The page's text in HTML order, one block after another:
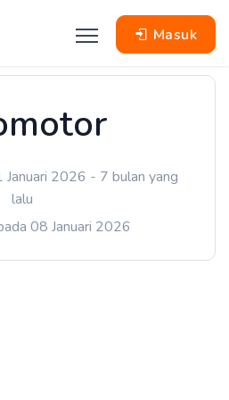
Masuk
2026 - 7 bulan yang
lalu
08 Januari 2026